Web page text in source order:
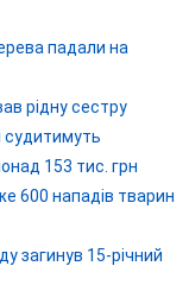
падали на
рідну сестру
судитимуть
153 тис. грн
600 нападів тварин
загинув 15-річний